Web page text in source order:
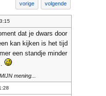
vorige volgende
dat je dwars door
kan kijken is het tijd
een standje minder
mening...